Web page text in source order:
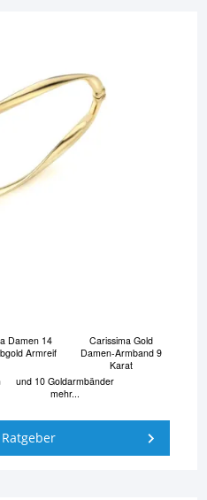
Damen 14
Armreif
Carissima Gold
Damen-Armband 9
Karat
und 10 Goldarmbänder
mehr...